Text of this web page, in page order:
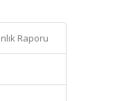
Raporu